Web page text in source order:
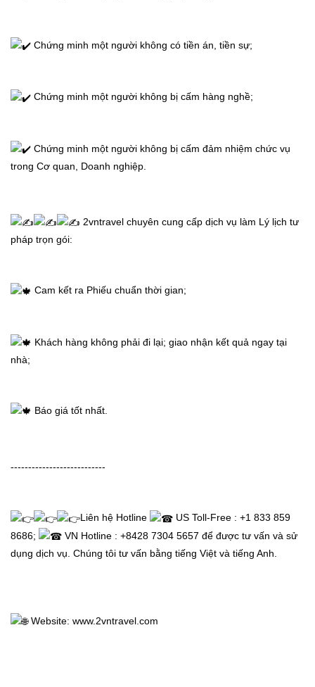
Chứng minh một người không có tiền án, tiền sự;
Chứng minh một người không bị cấm hàng nghề;
Chứng minh một người không bị cấm đảm nhiệm chức vụ
trong Cơ quan, Doanh nghiệp.
2vntravel chuyên cung cấp dịch vụ làm Lý lịch tư
pháp trọn gói:
Cam kết ra Phiếu chuẩn thời gian;
Khách hàng không phải đi lại; giao nhận kết quả ngay tại
nhà;
Báo giá tốt nhất.
---------------------------
Liên hệ Hotline
US Toll-Free : +1 833 859
8686;
VN Hotline : +8428 7304 5657 để được tư vấn và sử
dụng dịch vụ. Chúng tôi tư vấn bằng tiếng Việt và tiếng Anh.
Website: www.2vntravel.com